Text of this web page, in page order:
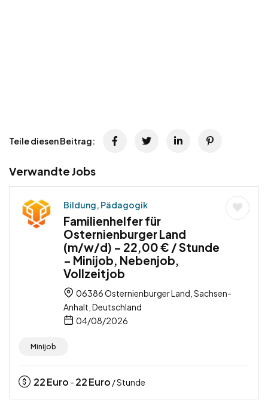
Teile diesen Beitrag:
Verwandte Jobs
Bildung, Pädagogik
Familienhelfer für
Osternienburger Land
(m/w/d) – 22,00 € / Stunde
– Minijob, Nebenjob,
Vollzeitjob
06386 Osternienburger Land, Sachsen-
Anhalt, Deutschland
04/08/2026
Minijob
22Euro - 22Euro / Stunde